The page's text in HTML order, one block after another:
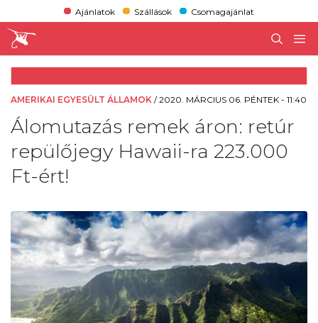
Ajánlatok Szállások Csomagajánlat
AMERIKAI EGYESÜLT ÁLLAMOK /2020. MÁRCIUS 06. PÉNTEK - 11:40
Álomutazás remek áron: retúr
repülőjegy Hawaii-ra 223.000
Ft-ért!